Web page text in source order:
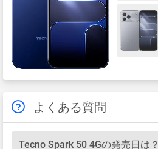
よくある質問
Tecno Spark 50 4Gの発売日は？